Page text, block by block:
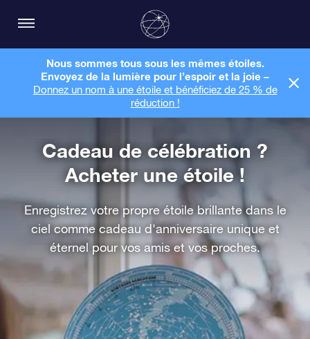
Nous sommes tous sous les mêmes étoiles.
Envoyez de la lumière pour l’espoir et la joie –
Donnez un nom à une étoile et bénéficiez de 25 % de
réduction !
Cadeau de célébration ?
Acheter une étoile !
Enregistrez votre propre étoile brillante dans le
ciel comme cadeau d'anniversaire unique et
éternel pour vos amis et vos proches.